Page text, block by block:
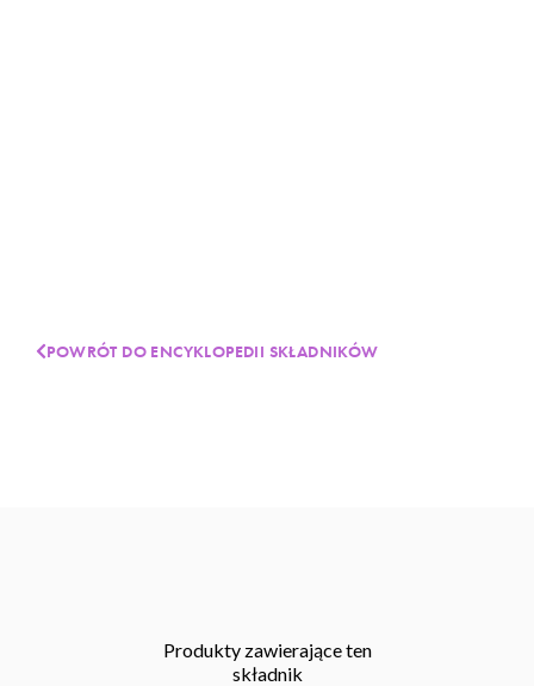
POWRÓT DO ENCYKLOPEDII SKŁADNIKÓW
Produkty zawierające ten
składnik